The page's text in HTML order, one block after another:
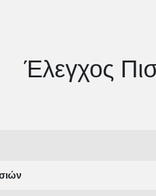
Έλεγχος